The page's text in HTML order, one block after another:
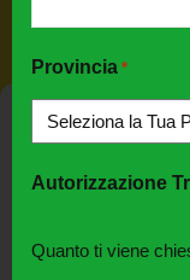
cookie per
elaborare dati come
Provincia *
Autorizzazione
Quanto ti viene